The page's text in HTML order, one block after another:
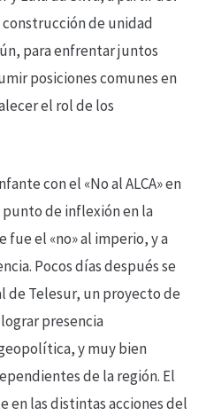
construcción de unidad
para enfrentar juntos
posiciones comunes en
el rol de los
con el «No al ALCA» en
punto de inflexión en la
el «no» al imperio, y a
Pocos días después se
de Telesur, un proyecto de
presencia
y muy bien
de la región. El
en las distintas acciones del